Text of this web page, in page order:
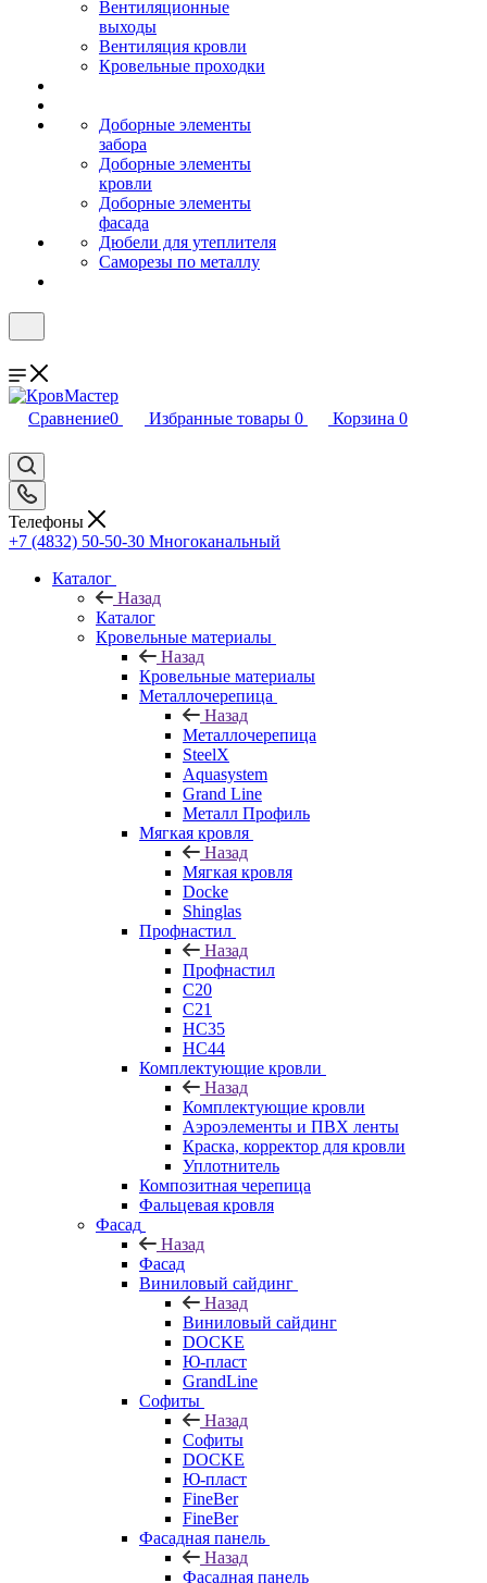
Вентиляционные
выходы
Вентиляция кровли
Кровельные проходки
Доборные элементы
забора
Доборные элементы
кровли
Доборные элементы
фасада
Дюбели для утеплителя
Саморезы по металлу
Сравнение0 Избранные товары 0 Корзина 0
Телефоны
+7 (4832) 50-50-30 Многоканальный
Каталог
Назад
Каталог
Кровельные материалы
Назад
Кровельные материалы
Металлочерепица
Назад
Металлочерепица
SteelX
Aquasystem
Grand Line
Металл Профиль
Мягкая кровля
Назад
Мягкая кровля
Docke
Shinglas
Профнастил
Назад
Профнастил
C20
C21
НС35
НС44
Комплектующие кровли
Назад
Комплектующие кровли
Аэроэлементы и ПВХ ленты
Краска, корректор для кровли
Уплотнитель
Композитная черепица
Фальцевая кровля
Фасад
Назад
Фасад
Виниловый сайдинг
Назад
Виниловый сайдинг
DOCKE
Ю-пласт
GrandLine
Софиты
Назад
Софиты
DOCKE
Ю-пласт
FineBer
FineBer
Фасадная панель
Назад
Фасадная панель